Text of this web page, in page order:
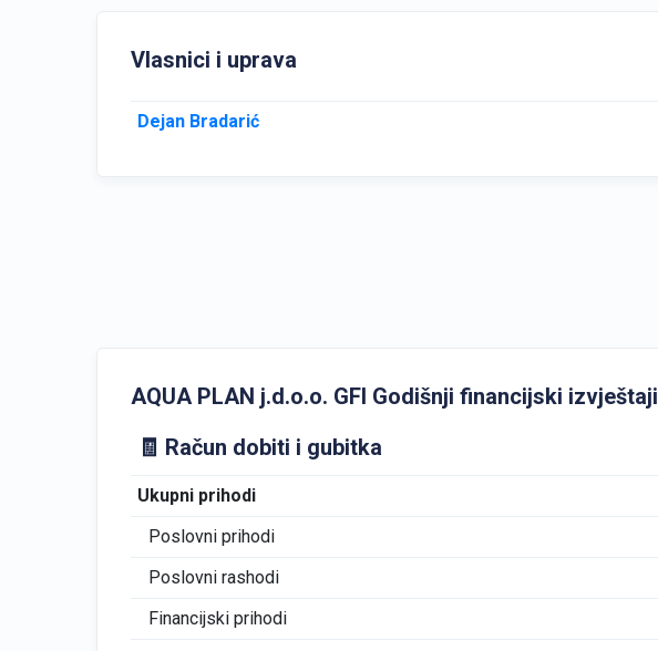
Vlasnici i uprava
Dejan Bradarić
AQUA PLAN j.d.o.o. GFI Godišnji financijski izvještaji
🧾 Račun dobiti i gubitka
Ukupni prihodi
Poslovni prihodi
Poslovni rashodi
Financijski prihodi